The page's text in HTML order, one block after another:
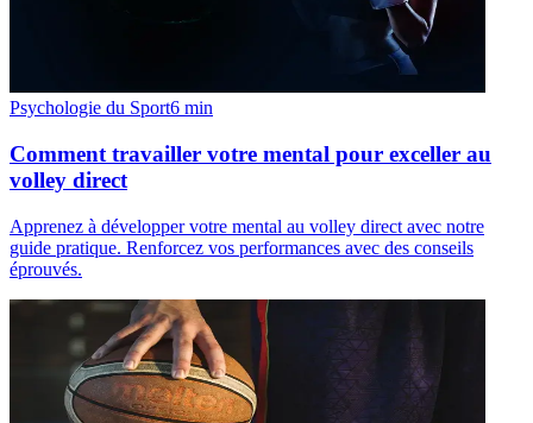
Psychologie du Sport6 min
Comment travailler votre mental pour exceller au
volley direct
Apprenez à développer votre mental au volley direct avec notre
guide pratique. Renforcez vos performances avec des conseils
éprouvés.